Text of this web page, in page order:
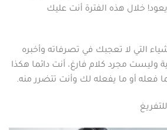
يعود! خلال هذه الفترة أنت عليك
التي لا تعجبك في تصرفاته وأخبره
وليست مجرد كلام فارغ، أنت دائما هكذا
فعله أو ما يفعله لك وأنت تتضرر منه.